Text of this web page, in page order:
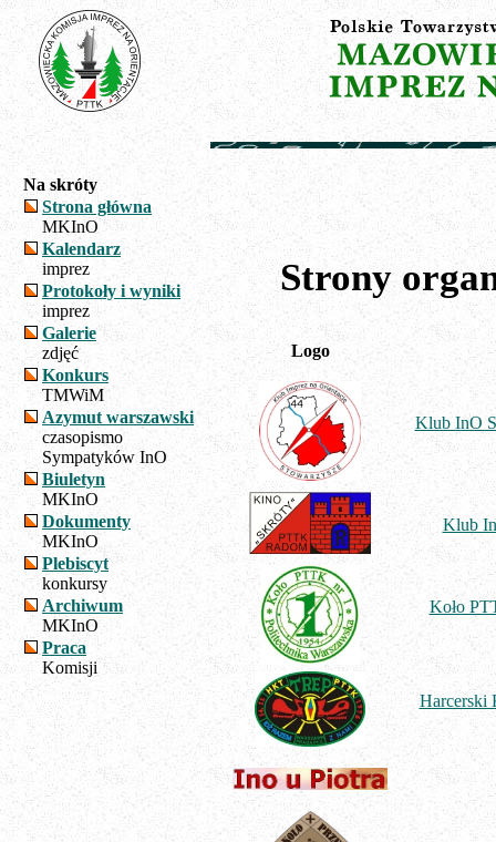
Na skróty
Strona główna
MKInO
Kalendarz
imprez
Protokoły i wyniki
imprez
Galerie
zdjęć
Konkurs
TMWiM
Azymut warszawski
czasopismo
Sympatyków InO
Biuletyn
MKInO
Dokumenty
MKInO
Plebiscyt
konkursy
Archiwum
MKInO
Praca
Komisji
Strony
Logo
Klub InO
Klub
Koło
Harcerski